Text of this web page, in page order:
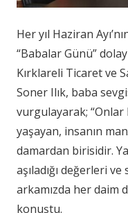
Her yıl Haziran
“Babalar Günü”
Kırklareli Ticaret ve
Soner Ilık, baba
vurgulayarak;
yaşayan, insanın
damardan birisidir.
aşıladığı değerleri
arkamızda her daim
konuştu.​